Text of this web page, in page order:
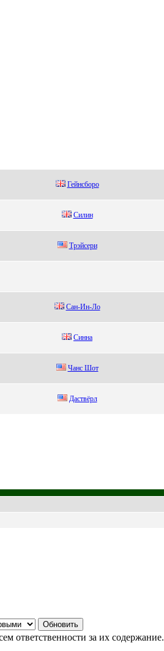
Гейнcбopo
Cилин
Tрэйceри
Сaн-Ин-Ло
Cиннa
Чанс Шoт
Дaствёрл
ответственности за их содержание.